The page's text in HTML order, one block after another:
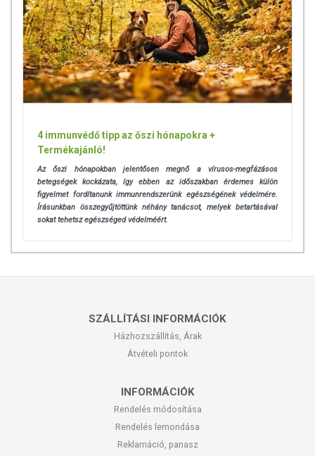
4 immunvédő tipp az őszi hónapokra +
Termékajánló!
Az őszi hónapokban jelentősen megnő a vírusos-megfázásos
betegségek kockázata, így ebben az időszakban érdemes külön
figyelmet fordítanunk immunrendszerünk egészségének védelmére.
Írásunkban összegyűjtöttünk néhány tanácsot, melyek betartásával
sokat tehetsz egészséged védelméért.
SZÁLLÍTÁSI INFORMÁCIÓK
Házhozszállítás, Árak
Átvételi pontok
INFORMÁCIÓK
Rendelés módosítása
Rendelés lemondása
Reklamáció, panasz